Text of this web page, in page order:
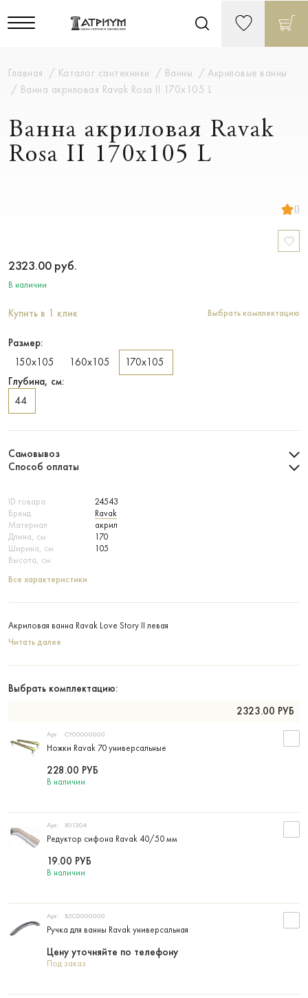
Главная Каталог сантехники Ванны
Акриловые ванны
Ванна акриловая Ravak Rosa II 170x105 L
Ванна акриловая Ravak
Rosa II 170x105 L
()
ID товара
24543
Бренд
Ravak
Материал
акрил
Длина, см
170
Ширина, см
105
Высота, см
Все характеристики
Акриловая ванна Ravak Love Story II левая
Читать далее
Выбрать комплектацию:
2323.00 РУБ
Ножки Ravak 70 универсальные
Арт: CY00000000
В наличии
228.00 РУБ
Редуктор сифона Ravak 40/50 мм
Арт: X01304
В наличии
19.00 РУБ
Ручка для ванны Ravak универсальная
Арт: B5C0000000
Под заказ
Цену уточняйте по телефону
2323.00 руб.
В наличии
Купить в 1 клик Выбрать комплектацию
Размер:
150х105
160х105
170х105
Глубина, см:
44
Самовывоз
Способ оплаты